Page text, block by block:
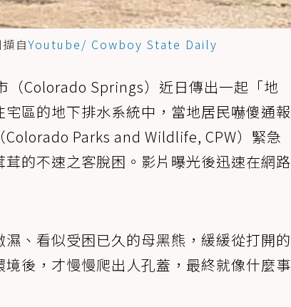
自Youtube/ Cowboy State Daily
Colorado Springs）近日傳出一起「地
宅區的地下排水系統中，當地居民嚇傻通報
Parks and Wildlife, CPW）緊急
的不速之客脫困。影片曝光後迅速在網路
、看似受困已久的母黑熊，緩緩從打開的
後，才慢慢爬出人孔蓋，最終就像什麼事